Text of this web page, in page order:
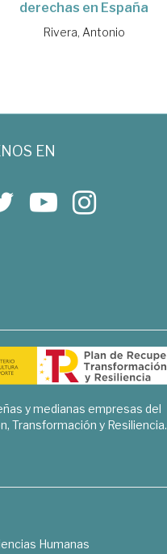
derechas en España
Rivera, Antonio
EN
y medianas empresas del
Transformación y Resiliencia.
Humanas